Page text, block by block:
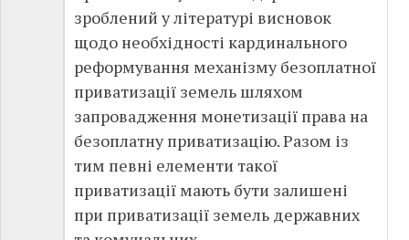
зроблений у літературі висновок
щодо необхідності кардинального
реформування механізму безоплатної
приватизації земель шляхом
запровадження монетизації права на
безоплатну приватизацію. Разом із
тим певні елементи такої
приватизації мають бути залишені
при приватизації земель державних